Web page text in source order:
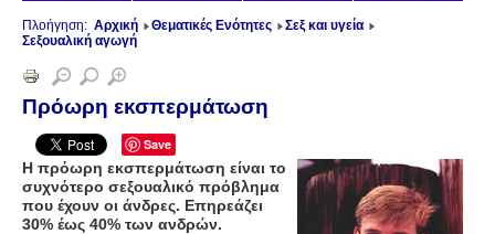
Πλοήγηση: Αρχική Θεματικές Ενότητες
Σεξ και υγεία
Σεξουαλική αγωγή
Πρόωρη εκσπερμάτωση
Save
Η πρόωρη εκσπερμάτωση είναι το
συχνότερο σεξουαλικό πρόβλημα
που έχουν οι άνδρες. Επηρεάζει
30% έως 40% των ανδρών.